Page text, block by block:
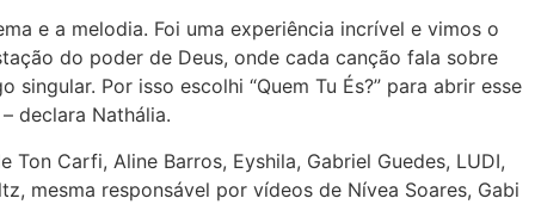
e a melodia. Foi uma experiência incrível e vimos o
do poder de Deus, onde cada canção fala sobre
Por isso escolhi “Quem Tu És?” para abrir esse
declara Nathália.
Carfi, Aline Barros, Eyshila, Gabriel Guedes, LUDI,
mesma responsável por vídeos de Nívea Soares, Gabi